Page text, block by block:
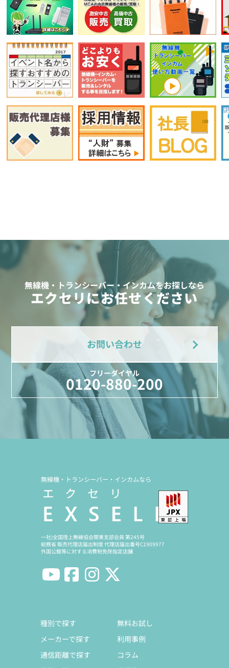
無線機・トランシーバー・インカムをお探しなら
エクセリにお任せください
お問い合わせ
フリーダイヤル
0120-880-200
無線機・トランシーバー・インカムなら
一社)全国陸上無線協会関東支部会員 第245号
総務省 販売代理店届出制度 代理店届出番号C1909977
外国公館等に対する消費税免除指定店舗
種別で探す
メーカーで探す
通信距離で探す
無料お試し
利用事例
コラム